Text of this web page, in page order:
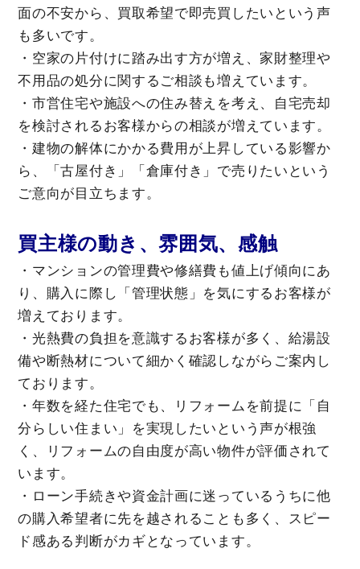
面の不安から、買取希望で即売買したいという声
も多いです。
・空家の片付けに踏み出す方が増え、家財整理や
不用品の処分に関するご相談も増えています。
・市営住宅や施設への住み替えを考え、自宅売却
を検討されるお客様からの相談が増えています。
・建物の解体にかかる費用が上昇している影響か
ら、「古屋付き」「倉庫付き」で売りたいという
ご意向が目立ちます。
買主様の動き、雰囲気、感触
・マンションの管理費や修繕費も値上げ傾向にあ
り、購入に際し「管理状態」を気にするお客様が
増えております。
・光熱費の負担を意識するお客様が多く、給湯設
備や断熱材について細かく確認しながらご案内し
ております。
・年数を経た住宅でも、リフォームを前提に「自
分らしい住まい」を実現したいという声が根強
く、リフォームの自由度が高い物件が評価されて
います。
・ローン手続きや資金計画に迷っているうちに他
の購入希望者に先を越されることも多く、スピー
ド感ある判断がカギとなっています。